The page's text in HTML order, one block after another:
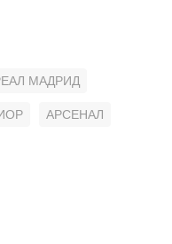
МАДРИД
АРСЕНАЛ